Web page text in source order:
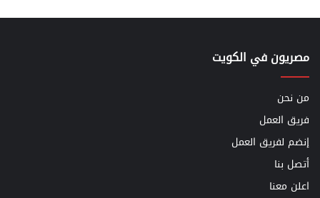
مصريون في الكويت
من نحن
فريق العمل
إنضم لفريق العمل
أتصل بنا
اعلن معنا